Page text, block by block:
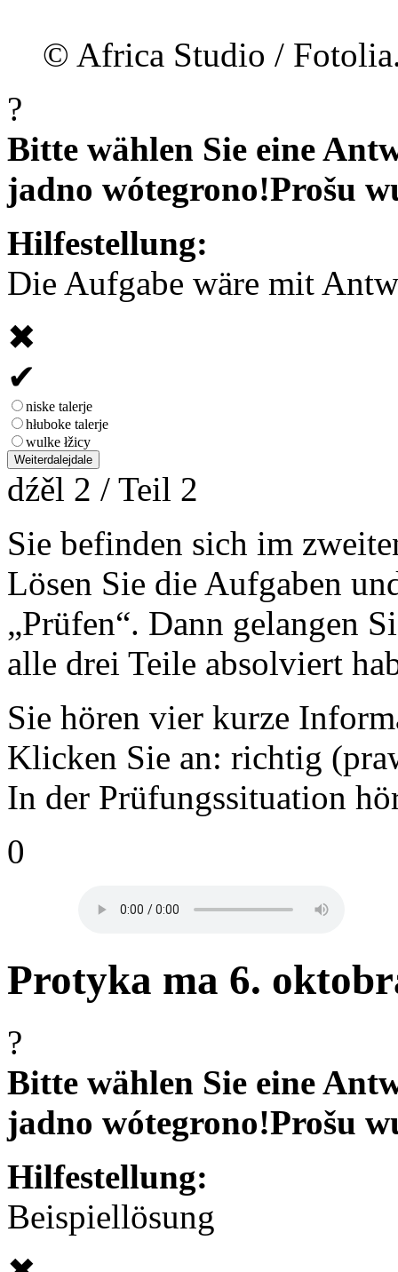
© Africa Studio /
?
Bitte wählen Sie eine
jadno wótegrono!Prošu
Hilfestellung:
Die Aufgabe wäre mit
✖
✔
niske talerje
hłuboke talerje
wulke łžicy
Weiterdalejdale
dźěl 2 / Teil 2
Sie befinden sich im
Lösen Sie die Aufgaben
„Prüfen“. Dann gelangen
alle drei Teile absolviert
Sie hören vier kurze
Klicken Sie an: richtig
In der Prüfungssituation
0
Protyka ma 6.
?
Bitte wählen Sie eine
jadno wótegrono!Prošu
Hilfestellung:
Beispiellösung